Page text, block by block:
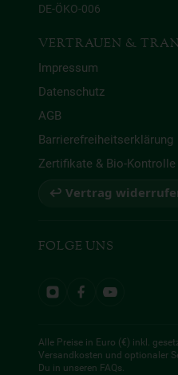
DE-ÖKO-006
VERTRAUEN &
Impressum
Datenschutz
AGB
Barrierefreiheitserklärung
Zertifikate & Bio-Kontrolle
↩ Vertrag
FOLGE UNS
Alle Preise in Euro (€) inkl.
Versandkosten und optionaler
Du in unseren FAQs.